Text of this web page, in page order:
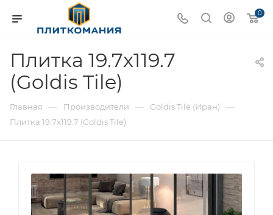
0
Плитка 19.7x119.7
(Goldis Tile)
Главная — Производители — Goldis Tile (Иран) —
Плитка 19.7x119.7 (Goldis Tile)